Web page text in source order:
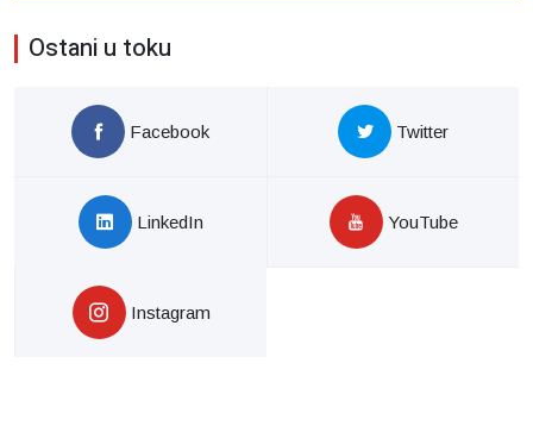
Ostani u toku
Facebook Twitter
LinkedIn YouTube
Instagram